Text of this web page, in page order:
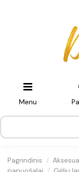
Menu
Pagrindinis